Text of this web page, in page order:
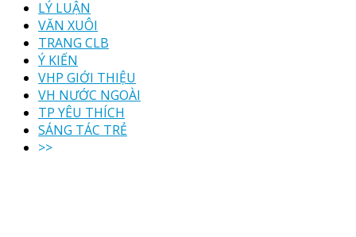
LÝ LUẬN
VĂN XUÔI
TRANG CLB
Ý KIẾN
VHP GIỚI THIỆU
VH NƯỚC NGOÀI
TP YÊU THÍCH
SÁNG TÁC TRẺ
>>